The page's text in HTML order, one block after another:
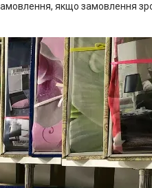
якщо замовлення